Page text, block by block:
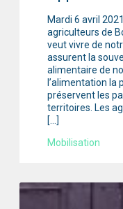
Mardi 6 avril
agriculteurs de
veut vivre de
assurent la
alimentaire de
l’alimentation la
préservent les
territoires. Les
[…]
Mobilisation